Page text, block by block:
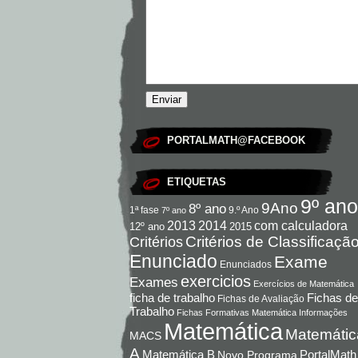
PORTALMATH@FACEBOOK
ETIQUETAS
1ª fase 7º ano 8º ano 9.º Ano 9Ano 9º ano
12º ano 2013 2014 2015 com calculadora
Critérios Critérios de
Enunciado Enunciados Exame
Exames exercicios Exercícios de Matemática
ficha de trabalho Fichas de Avaliação Fichas de
Trabalho Fichas Formativas Matemática Informações
MACS Matemática
A Matemática B Novo Programa PortalMath